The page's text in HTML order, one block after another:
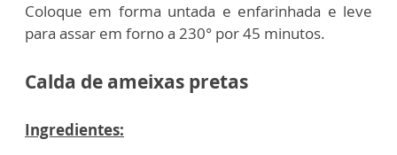
Coloque em forma untada e enfarinhada e leve
para assar em forno a 230° por 45 minutos.
Calda de ameixas pretas
Ingredientes: